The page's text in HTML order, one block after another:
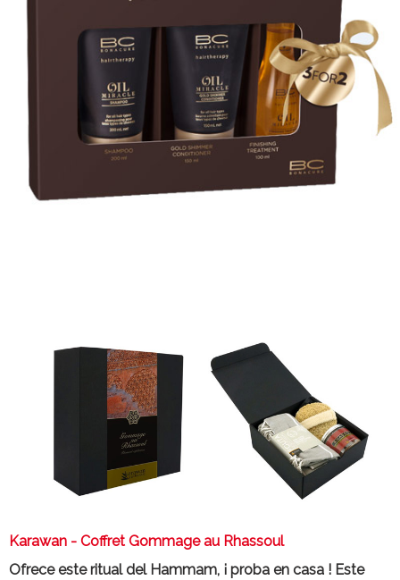
Karawan - Coffret Gommage au Rhassoul
Ofrece este ritual del Hammam, ¡ proba en casa ! Este